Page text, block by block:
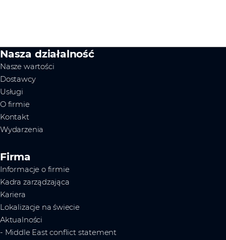
Nasza działalność
Nasze wartości
Dostawcy
Usługi
O firmie
Kontakt
Wydarzenia
Firma
Informacje o firmie
Kadra zarządzająca
Kariera
Lokalizacje na świecie
Aktualności
- Middle East conflict statement